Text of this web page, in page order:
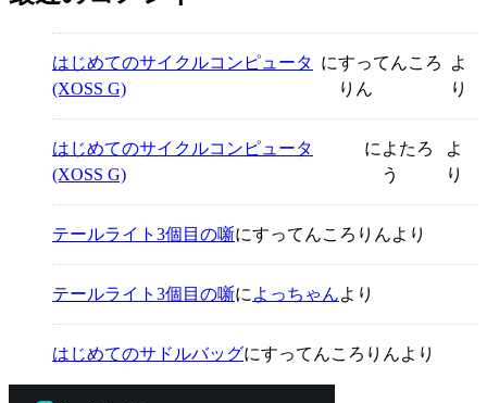
はじめてのサイクルコンピュータ
(XOSS G)
にすってんころ
りん
よ
り
はじめてのサイクルコンピュータ
(XOSS G)
に よたろ
う
よ
り
テールライト3個目の噺にすってんころりんより
テールライト3個目の噺に よっちゃんより
はじめてのサドルバッグにすってんころりんより